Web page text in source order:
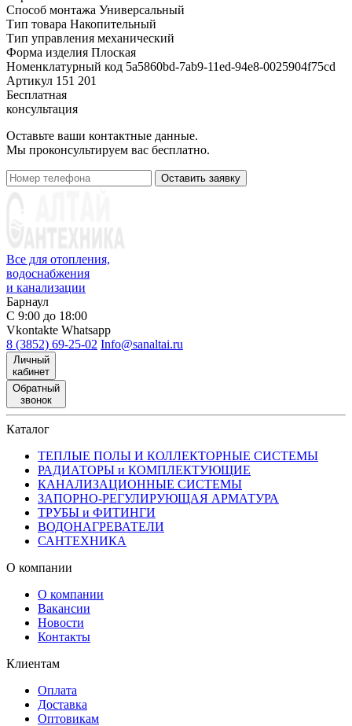
Способ монтажа Универсальный
Тип товара Накопительный
Тип управления механический
Форма изделия Плоская
Номенклатурный код 5a5860bd-7ab9-11ed-94e8-0025904f75cd
Артикул 151 201
Бесплатная
консультация
Оставьте ваши контактные данные.
Мы проконсультируем вас бесплатно.
Оставить заявку
Все для отопления,
водоснабжения
и канализации
Барнаул
С 9:00 до 18:00
Vkontakte Whatsapp
8 (3852) 69-25-02 Info@sanaltai.ru
Личный
кабинет
Обратный
звонок
Каталог
ТЕПЛЫЕ ПОЛЫ И КОЛЛЕКТОРНЫЕ СИСТЕМЫ
РАДИАТОРЫ и КОМПЛЕКТУЮЩИЕ
КАНАЛИЗАЦИОННЫЕ СИСТЕМЫ
ЗАПОРНО-РЕГУЛИРУЮЩАЯ АРМАТУРА
ТРУБЫ и ФИТИНГИ
ВОДОНАГРЕВАТЕЛИ
САНТЕХНИКА
О компании
О компании
Вакансии
Новости
Контакты
Клиентам
Оплата
Доставка
Оптовикам